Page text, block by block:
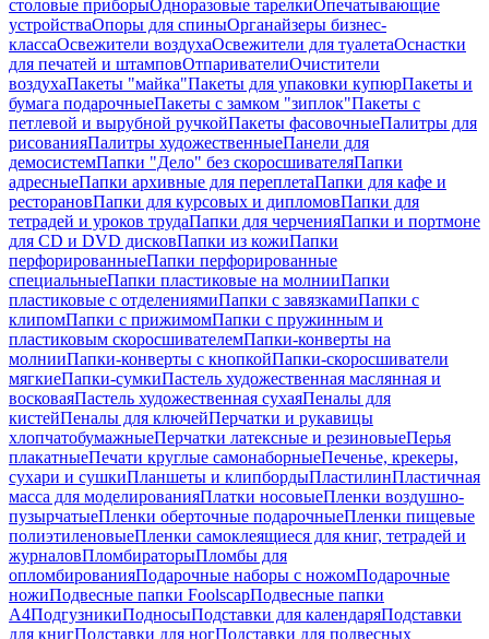
столовые приборыОдноразовые тарелкиОпечатывающие
устройстваОпоры для спиныОрганайзеры бизнес-
классаОсвежители воздухаОсвежители для туалетаОснастки
для печатей и штамповОтпаривателиОчистители
воздухаПакеты "майка"Пакеты для упаковки купюрПакеты и
бумага подарочныеПакеты с замком "зиплок"Пакеты с
петлевой и вырубной ручкойПакеты фасовочныеПалитры для
рисованияПалитры художественныеПанели для
демосистемПапки "Дело" без скоросшивателяПапки
адресныеПапки архивные для переплетаПапки для кафе и
ресторановПапки для курсовых и дипломовПапки для
тетрадей и уроков трудаПапки для черченияПапки и портмоне
для CD и DVD дисковПапки из кожиПапки
перфорированныеПапки перфорированные
специальныеПапки пластиковые на молнииПапки
пластиковые с отделениямиПапки с завязкамиПапки с
клипомПапки с прижимомПапки с пружинным и
пластиковым скоросшивателемПапки-конверты на
молнииПапки-конверты с кнопкойПапки-скоросшиватели
мягкиеПапки-сумкиПастель художественная маслянная и
восковаяПастель художественная сухаяПеналы для
кистейПеналы для ключейПерчатки и рукавицы
хлопчатобумажныеПерчатки латексные и резиновыеПерья
плакатныеПечати круглые самонаборныеПеченье, крекеры,
сухари и сушкиПланшеты и клипбордыПластилинПластичная
масса для моделированияПлатки носовыеПленки воздушно-
пузырчатыеПленки оберточные подарочныеПленки пищевые
полиэтиленовыеПленки самоклеящиеся для книг, тетрадей и
журналовПломбираторыПломбы для
опломбированияПодарочные наборы с ножомПодарочные
ножиПодвесные папки FoolscapПодвесные папки
А4ПодгузникиПодносыПодставки для календаряПодставки
для книгПодставки для ногПодставки для подвесных